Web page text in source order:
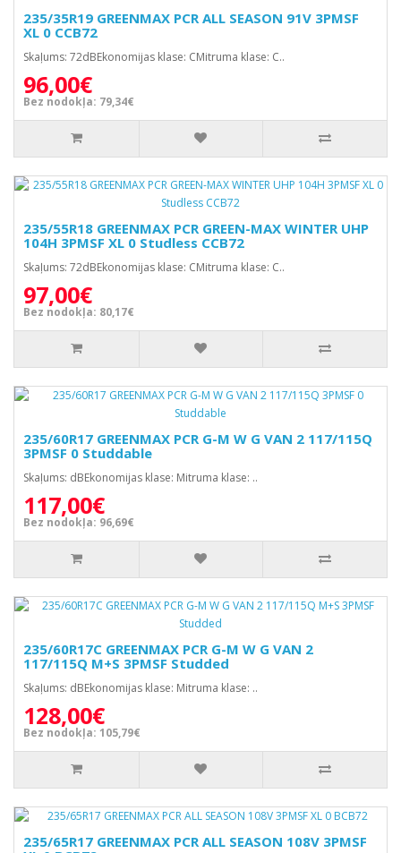
235/35R19 GREENMAX PCR ALL SEASON 91V 3PMSF
XL 0 CCB72
Skaļums: 72dBEkonomijas klase: CMitruma klase: C..
96,00€
Bez nodokļa: 79,34€
235/55R18 GREENMAX PCR GREEN-MAX WINTER UHP
104H 3PMSF XL 0 Studless CCB72
Skaļums: 72dBEkonomijas klase: CMitruma klase: C..
97,00€
Bez nodokļa: 80,17€
235/60R17 GREENMAX PCR G-M W G VAN 2 117/115Q
3PMSF 0 Studdable
Skaļums: dBEkonomijas klase: Mitruma klase: ..
117,00€
Bez nodokļa: 96,69€
235/60R17C GREENMAX PCR G-M W G VAN 2
117/115Q M+S 3PMSF Studded
Skaļums: dBEkonomijas klase: Mitruma klase: ..
128,00€
Bez nodokļa: 105,79€
235/65R17 GREENMAX PCR ALL SEASON 108V 3PMSF